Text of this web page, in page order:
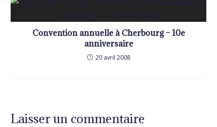
Convention annuelle à Cherbourg – 10e
anniversaire
20 avril 2008
Laisser un commentaire